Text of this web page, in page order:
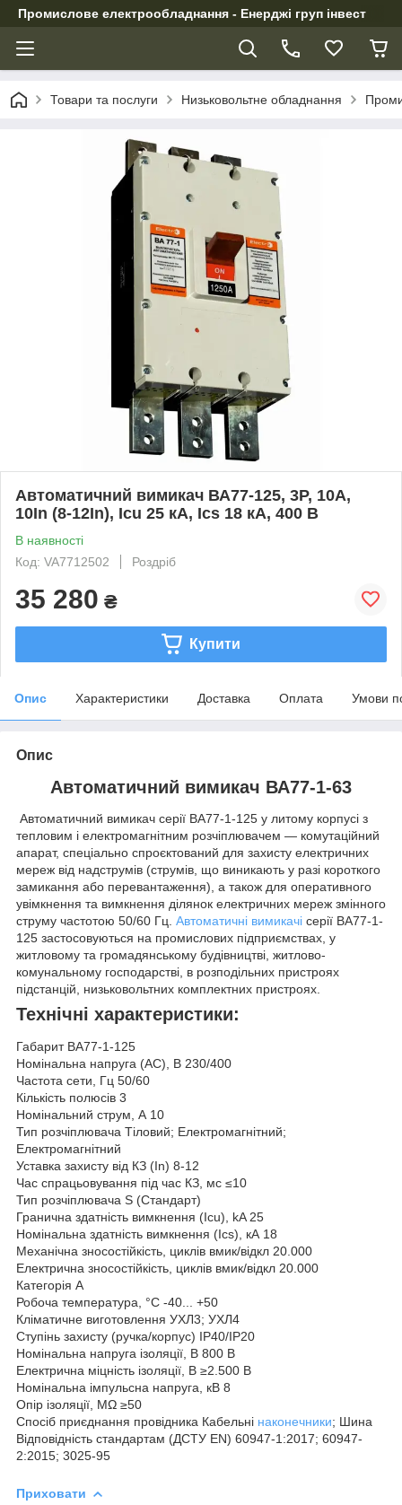
Промислове електрообладнання - Енерджі груп інвест
Товари та послуги Низьковольтне обладнання
Автоматичний вимикач ВА77-125, 3Р, 10А,
10In (8-12In), Icu 25 кА, Ics 18 кА, 400 В
В наявності
Код: VA7712502
Роздріб
35 280 ₴
Купити
Опис Характеристики Доставка Оплата Умови
Опис
Автоматичний вимикач ВА77-1-63
Автоматичний вимикач серії ВА77-1-125 у литому корпусі з
тепловим і електромагнітним розчіплювачем — комутаційний
апарат, спеціально спроєктований для захисту електричних
мереж від надструмів (струмів, що виникають у разі короткого
замикання або перевантаження), а також для оперативного
увімкнення та вимкнення ділянок електричних мереж змінного
струму частотою 50/60 Гц. Автоматичні вимикачі серії ВА77-1-
125 застосовуються на промислових підприємствах, у
житловому та громадянському будівництві, житлово-
комунальному господарстві, в розподільних пристроях
підстанцій, низьковольтних комплектних пристроях.
Технічні характеристики:
Габарит ВА77-1-125
Номінальна напруга (AC), B 230/400
Частота сети, Гц 50/60
Кількість полюсів 3
Номінальний струм, А 10
Тип розчіплювача Тіловий; Електромагнітний;
Електромагнітний
Уставка захисту від КЗ (In) 8-12
Час спрацьовування під час КЗ, мс ≤10
Тип розчіплювача S (Стандарт)
Гранична здатність вимкнення (Icu), kA 25
Номінальна здатність вимкнення (Ics), кА 18
Механічна зносостійкість, циклів вмик/відкл 20.000
Електрична зносостійкість, циклів вмик/відкл 20.000
Категорія А
Робоча температура, °С -40... +50
Кліматичне виготовлення УХЛ3; УХЛ4
Ступінь захисту (ручка/корпус) IP40/IP20
Номінальна напруга ізоляції, В 800 В
Електрична міцність ізоляції, В ≥2.500 В
Номінальна імпульсна напруга, кВ 8
Опір ізоляції, MΩ ≥50
Спосіб приєднання провідника Кабельні наконечники; Шина
Відповідність стандартам (ДСТУ EN) 60947-1:2017; 60947-
2:2015; 3025-95
Приховати